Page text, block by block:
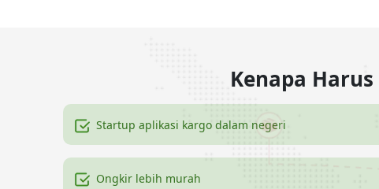
Kenapa
Startup aplikasi kargo dalam negeri
Ongkir lebih murah